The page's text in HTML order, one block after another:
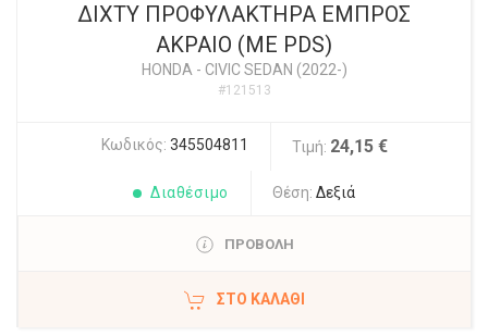
ΔΙΧΤΥ ΠΡΟΦΥΛΑΚΤΗΡΑ ΕΜΠΡΟΣ
ΑΚΡΑΙΟ (ΜΕ PDS)
HONDA- CIVIC SEDAN (2022-)
#121513
Κωδικός: 345504811 Τιμή: 24,15 €
Διαθέσιμο Θέση: Δεξιά
ΠΡΟΒΟΛΗ
ΣΤΟ ΚΑΛΆΘΙ